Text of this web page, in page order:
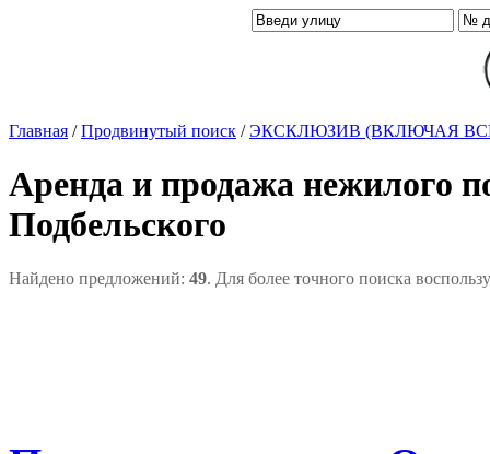
Главная /Продвинутый поиск /ЭКСКЛЮЗИВ (ВКЛЮЧАЯ
Аренда и продажа нежилого
Подбельского
Найдено предложений: 49. Для более точного поиска